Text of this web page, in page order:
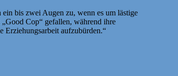
bis zwei Augen zu, wenn es um lästige
Cop“ gefallen, während ihre
Erziehungsarbeit aufzubürden.“